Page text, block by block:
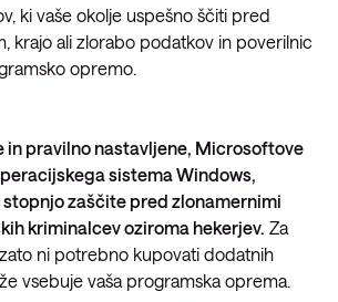
ki vaše okolje uspešno ščiti pred
krajo ali zlorabo podatkov in poverilnic
opremo.
in pravilno nastavljene, Microsoftove
sistema Windows,
zaščite pred zlonamernimi
kriminalcev oziroma hekerjev. Za
ni potrebno kupovati dodatnih
vsebuje vaša programska oprema.